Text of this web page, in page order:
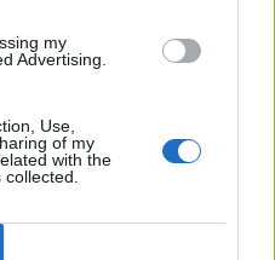
my
Advertising.
Use,
of my
with the
vén Európa: elkezdődött a
demográfiai válság
01:00